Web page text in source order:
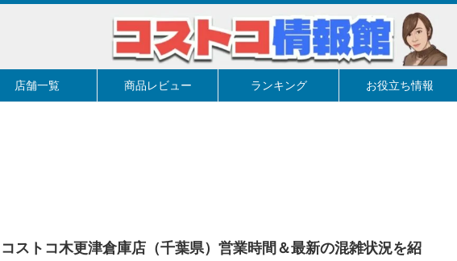
店舗一覧 商品レビュー ランキング お役立ち情報
コストコ木更津倉庫店（千葉県）営業時間＆最新の混雑状況を紹